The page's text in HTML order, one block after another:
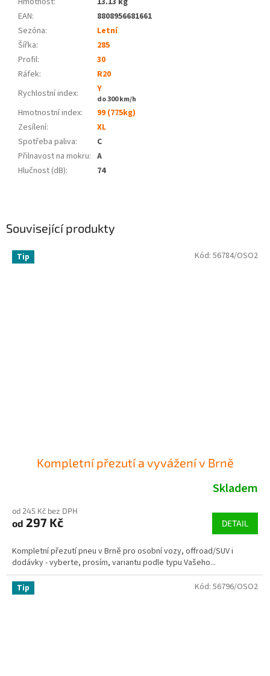
Související produkty
Tip
Kompletní přezutí a vyvážení v Brně
Skladem
od 245 Kč bez DPH
od 297 Kč DETAIL
Kompletní přezutí pneu v Brně pro osobní vozy, offroad/SUV i
dodávky - vyberte, prosím, variantu podle typu Vašeho...
Kód: 56784/OSO2
Tip Kód: 56796/OSO2
EAN:
8808956681661
Sezóna:
Letní
Šířka:
285
Profil:
30
Ráfek:
R20
Rychlostní index:
Y
do 300 km/h
Hmotnostní index:
99 (775kg)
Zesílení:
XL
Spotřeba paliva:
C
Přilnavost na mokru: A
Hlučnost (dB): 74